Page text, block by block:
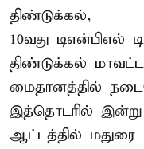
திண்டுக்கல்,
10வது டிஎன்பிஎல்
திண்டுக்கல்
மைதானத்தில்
இத்தொடரில்
ஆட்டத்தில்